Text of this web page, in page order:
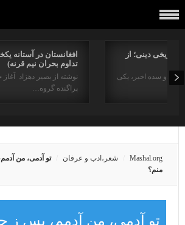
افغانستان در آستانه
تداوم بحران نیم قرنه)
نوشته از بصیر دهزاد
پراگنده گروه…
دینی؛ از
در دو سده اخیر، یکی
Mashal.org شعر،ادب و عرفان
تو آدمى، من
منم؟
تو آدمى، من آدمم، پس ز